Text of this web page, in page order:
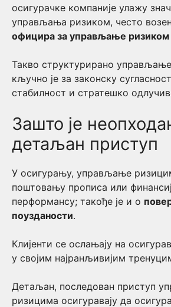
осигурачке компаније улажу
управљања ризиком, често
официра за управљање ризиком
Такво структурирано
кључно је за законску
стабилност и стратешко
Зашто је
детаљан приступ
У осигурању, управљање
поштовању прописа или
перформансу; такође је и о
поузданости.
Клијенти се ослањају на
у својим најранљивијим
Детаљан, последован приступ
ризицима осигуравају да